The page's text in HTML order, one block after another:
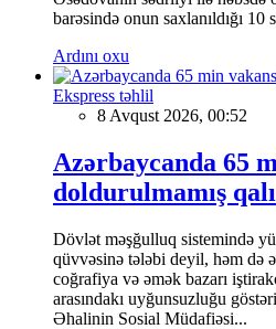
barəsində onun saxlanıldığı 10
Ardını oxu
Ekspress təhlil
8 Avqust 2026, 00:52
Azərbaycanda 65
doldurulmamış
Dövlət məşğulluq sistemində
qüvvəsinə tələbi deyil, həm də
coğrafiya və əmək bazarı
arasındakı uyğunsuzluğu
Əhalinin Sosial Müdafiəsi...